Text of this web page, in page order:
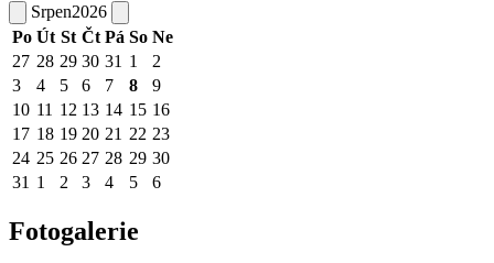
Srpen2026
Po Út St Čt Pá So Ne
27 28 29 30 31 1
2
3
4 5 6 7 8
9
10 11 12 13 14 15 16
17 18 19 20 21 22 23
24 25 26 27 28 29 30
31 1 2 3 4 5 6
Fotogalerie